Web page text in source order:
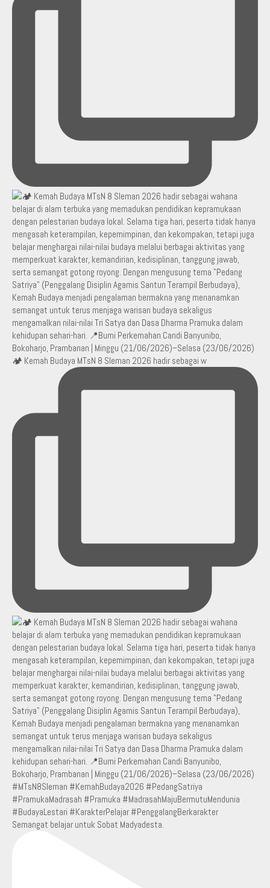
🏕️ Kemah Budaya MTsN 8 Sleman 2026 hadir sebagai w
Semangat belajar untuk Sobat Madyadesta.